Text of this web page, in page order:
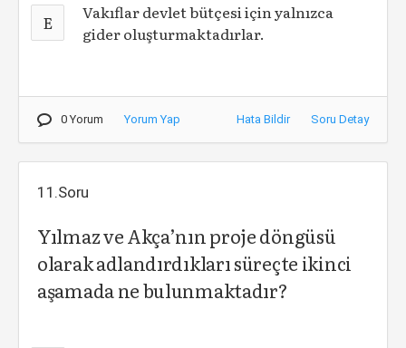
E
Vakıflar devlet bütçesi için yalnızca
gider oluşturmaktadırlar.
0 Yorum Yorum Yap Hata Bildir Soru Detay
11.Soru
Yılmaz ve Akça’nın proje döngüsü
olarak adlandırdıkları süreçte ikinci
aşamada ne bulunmaktadır?